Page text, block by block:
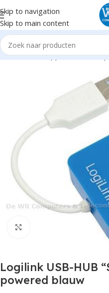
Skip to navigation
Skip to main content
Home Randapparatuur USB
Logilink USB-HUB
powered blauw